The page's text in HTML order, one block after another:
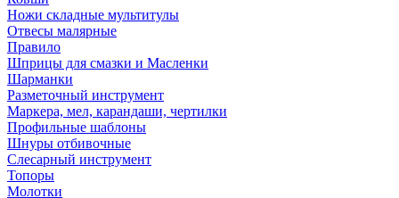
Ножи складные мультитулы
Отвесы малярные
Правило
Шприцы для смазки и Масленки
Шарманки
Разметочный инструмент
Маркера, мел, карандаши, чертилки
Профильные шаблоны
Шнуры отбивочные
Слесарный инструмент
Топоры
Молотки